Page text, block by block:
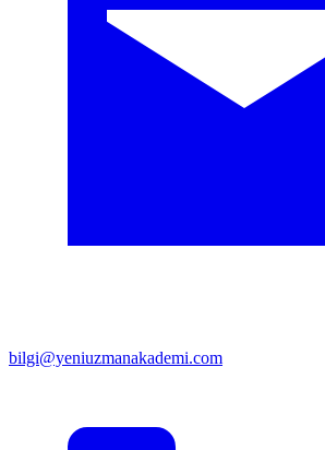
bilgi@yeniuzmanakademi.com